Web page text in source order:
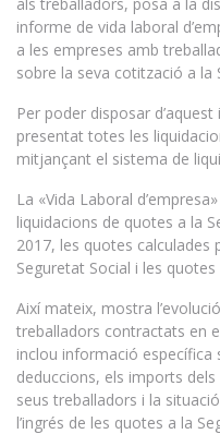
informe de vida laboral
a les empreses amb
sobre la seva cotització a la
Per poder disposar
presentat totes les
mitjançant el sistema de
La «Vida Laboral
liquidacions de quotes a la
2017, les quotes calculades
Seguretat Social i les quotes
Així mateix, mostra
treballadors contractats en
inclou informació específica
deduccions, els imports
seus treballadors i la
l’ingrés de les quotes a la